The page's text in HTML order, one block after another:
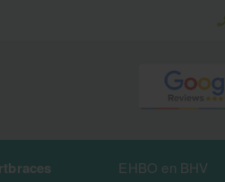
EHBO en BHV